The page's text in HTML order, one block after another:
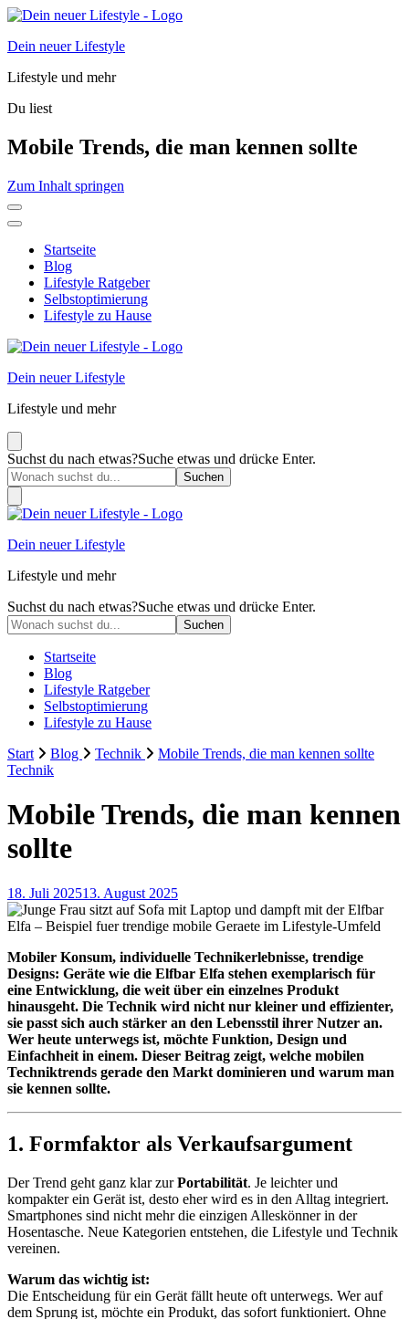
Dein neuer Lifestyle
Lifestyle und mehr
Du liest
Mobile Trends, die man kennen sollte
Zum Inhalt springen
Startseite
Blog
Lifestyle Ratgeber
Selbstoptimierung
Lifestyle zu Hause
Dein neuer Lifestyle
Lifestyle und mehr
Suchst du nach etwas?Suche etwas und drücke Enter.
Dein neuer Lifestyle
Lifestyle und mehr
Suchst du nach etwas?Suche etwas und drücke Enter.
Startseite
Blog
Lifestyle Ratgeber
Selbstoptimierung
Lifestyle zu Hause
Start
Blog Technik
Mobile Trends, die man kennen sollte
Technik
Mobile Trends, die man kennen
sollte
18. Juli 202513. August 2025
Mobiler Konsum, individuelle Technikerlebnisse, trendige
Designs: Geräte wie die Elfbar Elfa stehen exemplarisch für
eine Entwicklung, die weit über ein einzelnes Produkt
hinausgeht. Die Technik wird nicht nur kleiner und effizienter,
sie passt sich auch stärker an den Lebensstil ihrer Nutzer an.
Wer heute unterwegs ist, möchte Funktion, Design und
Einfachheit in einem. Dieser Beitrag zeigt, welche mobilen
Techniktrends gerade den Markt dominieren und warum man
sie kennen sollte.
1. Formfaktor als Verkaufsargument
Der Trend geht ganz klar zurPortabilität. Je leichter und
kompakter ein Gerät ist, desto eher wird es in den Alltag integriert.
Smartphones sind nicht mehr die einzigen Alleskönner in der
Hosentasche. Neue Kategorien entstehen, die Lifestyle und Technik
vereinen.
Warum das wichtig ist:
Die Entscheidung für ein Gerät fällt heute oft unterwegs. Wer auf
dem Sprung ist, möchte ein Produkt, das sofort funktioniert. Ohne